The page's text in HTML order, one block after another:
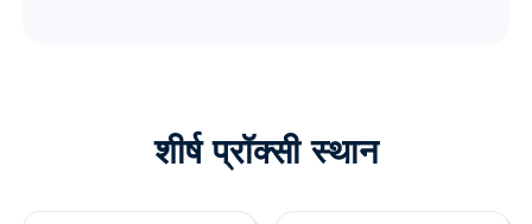
शीर्ष प्रॉक्सी स्थान